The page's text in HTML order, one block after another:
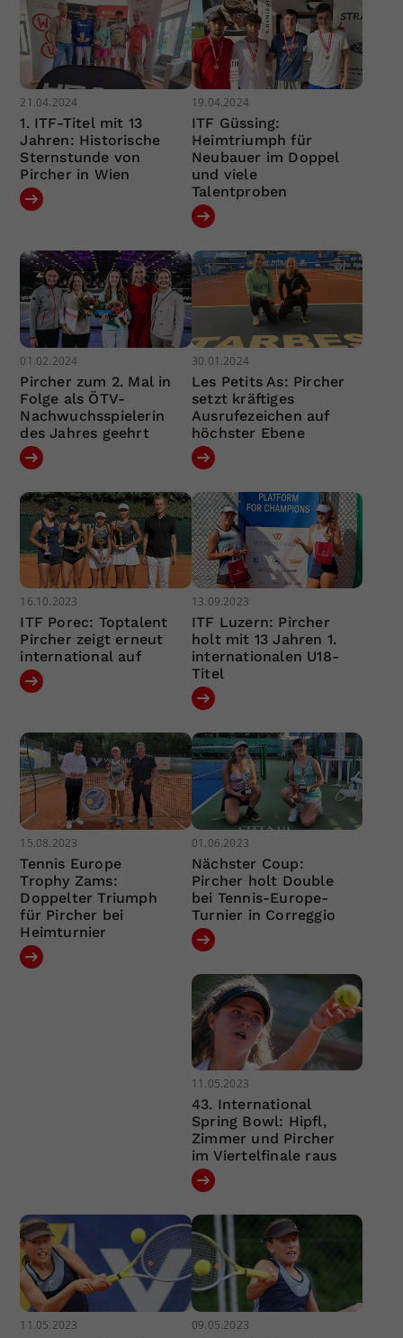
21.04.2024
1. ITF-Titel mit 13
Jahren: Historische
Sternstunde von
Pircher in Wien
19.04.2024
ITF Güssing:
Heimtriumph für
Neubauer im Doppel
und viele
Talentproben
01.02.2024
Pircher zum 2. Mal in
Folge als ÖTV-
Nachwuchsspielerin
des Jahres geehrt
30.01.2024
Les Petits As: Pircher
setzt kräftiges
Ausrufezeichen auf
höchster Ebene
16.10.2023
ITF Porec: Toptalent
Pircher zeigt erneut
international auf
13.09.2023
ITF Luzern: Pircher
holt mit 13 Jahren 1.
internationalen U18-
Titel
15.08.2023
Tennis Europe
Trophy Zams:
Doppelter Triumph
für Pircher bei
Heimturnier
01.06.2023
Nächster Coup:
Pircher holt Double
bei Tennis-Europe-
Turnier in Correggio
11.05.2023
43. International
Spring Bowl: Hipfl,
Zimmer und Pircher
im Viertelfinale raus
11.05.2023 09.05.2023